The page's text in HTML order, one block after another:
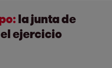
la junta de
ejercicio